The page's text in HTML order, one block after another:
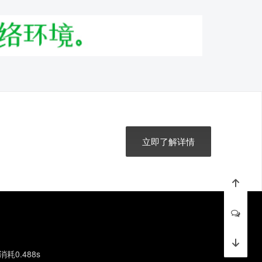
立即了解详情
耗0.488s